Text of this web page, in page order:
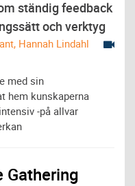
ständig feedback
och verktyg
Hannah Lindahl
med sin
hem kunskaperna
-på allvar
Gathering